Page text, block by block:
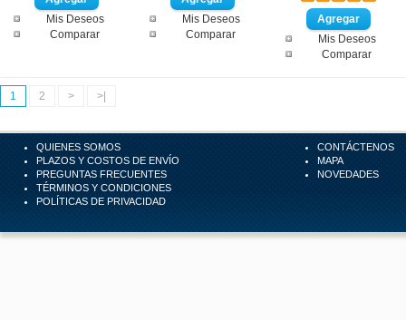
Mis Deseos
Comparar
Mis Deseos
Comparar
Mis Deseos
Comparar
1 2 > >|
QUIENES SOMOS
PLAZOS Y COSTOS DE ENVÍO
PREGUNTAS FRECUENTES
TÉRMINOS Y CONDICIONES
POLÍTICAS DE PRIVACIDAD
CONTÁCTENOS
MAPA
NOVEDADES